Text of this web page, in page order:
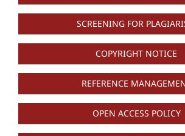
SCREENING FOR
COPYRIGHT NOTICE
REFERENCE
OPEN ACCESS POLICY